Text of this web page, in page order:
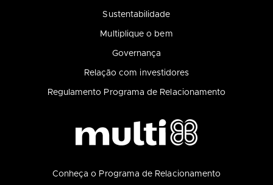
Sustentabilidade
Multiplique o bem
Governança
Relação com investidores
Regulamento Programa de Relacionamento
Conheça o Programa de Relacionamento